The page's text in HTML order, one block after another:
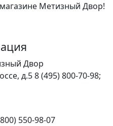
Метизный Двор!
Двор
д.58 (495) 800-70-98;
550-98-07